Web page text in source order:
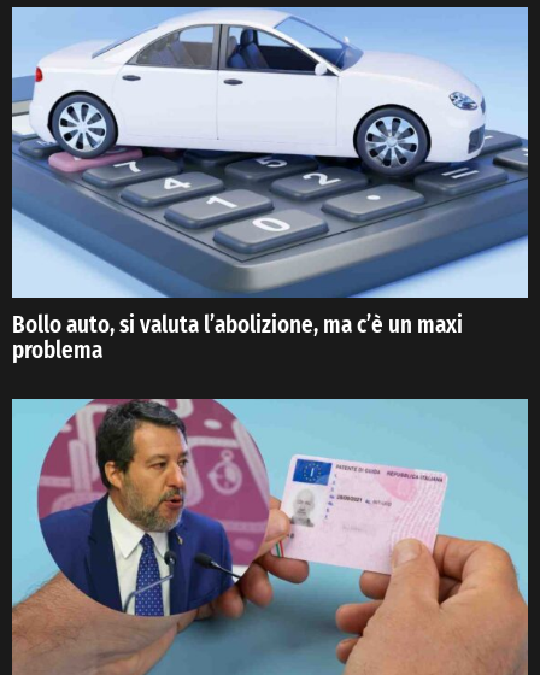
Bollo auto, si valuta l’abolizione, ma c’è un maxi
problema